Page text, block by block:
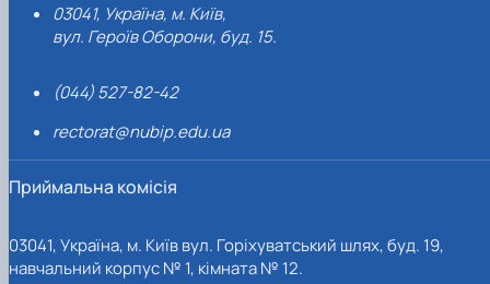
03041, Україна, м. Київ,
вул. Героїв Оборони, буд. 15.
(044) 527-82-42
rectorat@nubip.edu.ua
Приймальна комісія
03041, Україна, м. Київ вул. Горіхуватський шлях, буд. 19,
навчальний корпус № 1, кімната № 12.